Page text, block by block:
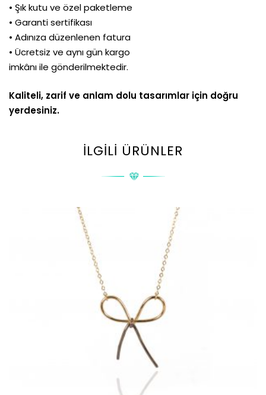
• Şık kutu ve özel paketleme
• Garanti sertifikası
• Adınıza düzenlenen fatura
• Ücretsiz ve aynı gün kargo
imkânı ile gönderilmektedir.
Kaliteli, zarif ve anlam dolu tasarımlar için doğru
yerdesiniz.
İLGILI ÜRÜNLER